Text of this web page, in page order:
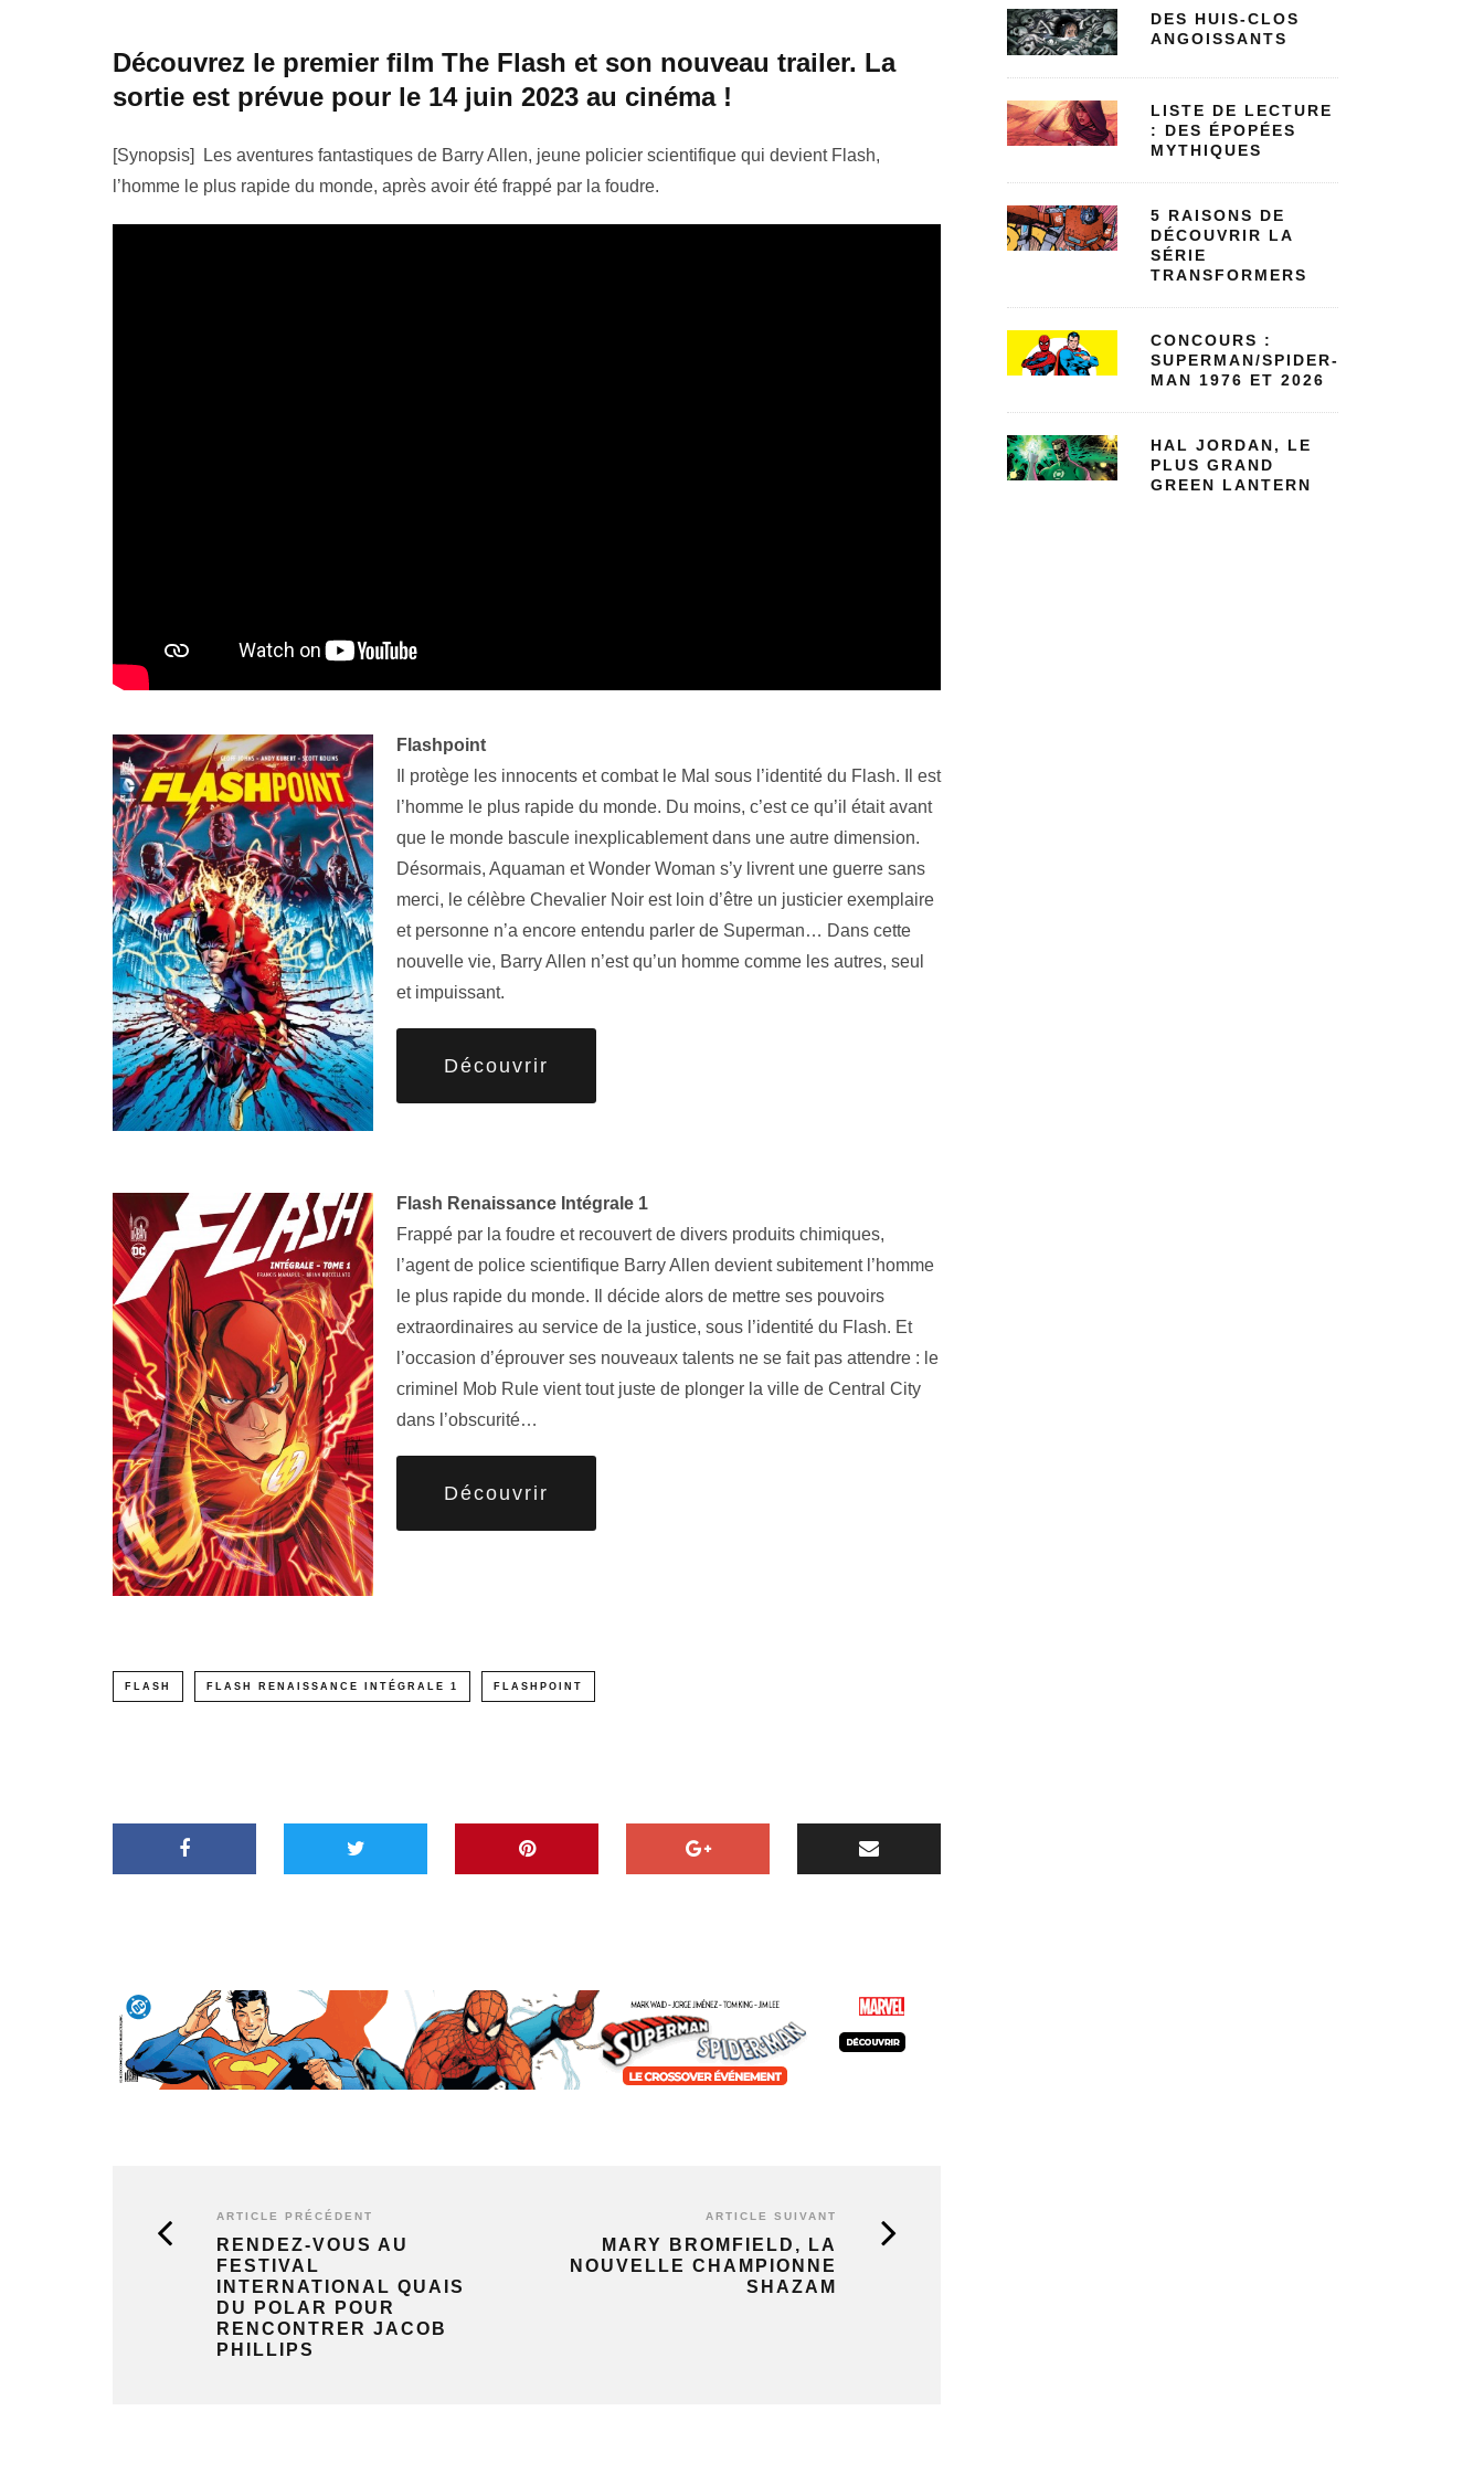
Découvrez le premier film The Flash et son nouveau trailer. La
sortie est prévue pour le 14 juin 2023 au cinéma !
[Synopsis] Les aventures fantastiques de Barry Allen, jeune policier scientifique qui devient Flash,
l’homme le plus rapide du monde, après avoir été frappé par la foudre.
Flashpoint
Il protège les innocents et combat le Mal sous l’identité du Flash. Il est
l’homme le plus rapide du monde. Du moins, c’est ce qu’il était avant
que le monde bascule inexplicablement dans une autre dimension.
Désormais, Aquaman et Wonder Woman s’y livrent une guerre sans
merci, le célèbre Chevalier Noir est loin d’être un justicier exemplaire
et personne n’a encore entendu parler de Superman… Dans cette
nouvelle vie, Barry Allen n’est qu’un homme comme les autres, seul
et impuissant.
Découvrir
Flash Renaissance Intégrale 1
Frappé par la foudre et recouvert de divers produits chimiques,
l’agent de police scientifique Barry Allen devient subitement l’homme
le plus rapide du monde. Il décide alors de mettre ses pouvoirs
extraordinaires au service de la justice, sous l’identité du Flash. Et
l’occasion d’éprouver ses nouveaux talents ne se fait pas attendre : le
criminel Mob Rule vient tout juste de plonger la ville de Central City
dans l’obscurité…
Découvrir
FLASH FLASH RENAISSANCE INTÉGRALE 1 FLASHPOINT
ARTICLE PRÉCÉDENT
RENDEZ-VOUS AU
FESTIVAL
INTERNATIONAL QUAIS
DU POLAR POUR
RENCONTRER JACOB
PHILLIPS
ARTICLE SUIVANT
MARY BROMFIELD, LA
NOUVELLE CHAMPIONNE
SHAZAM
DES HUIS-CLOS
ANGOISSANTS
LISTE DE LECTURE
: DES ÉPOPÉES
MYTHIQUES
5 RAISONS DE
DÉCOUVRIR LA
SÉRIE
TRANSFORMERS
CONCOURS :
SUPERMAN/SPIDER-
MAN 1976 ET 2026
HAL JORDAN, LE
PLUS GRAND
GREEN LANTERN